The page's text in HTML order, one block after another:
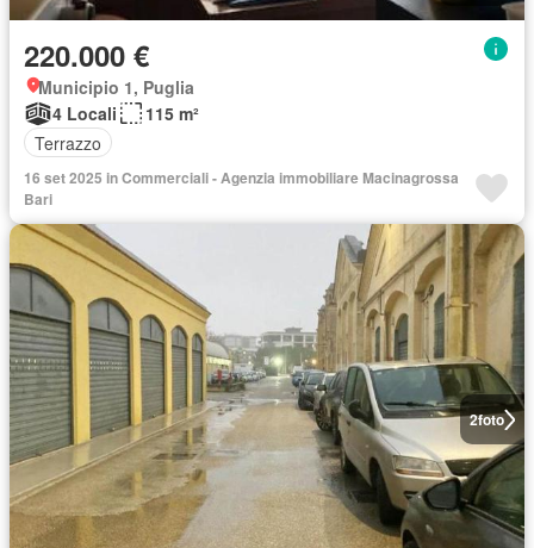
220.000 €
Municipio 1, Puglia
4 Locali
115 m²
Terrazzo
16 set 2025 in Commerciali - Agenzia immobiliare Macinagrossa
Bari
2foto